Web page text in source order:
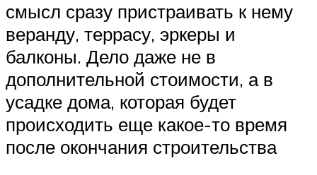
смысл сразу пристраивать к нему
веранду, террасу, эркеры и
балконы. Дело даже не в
дополнительной стоимости, а в
усадке дома, которая будет
происходить еще какое-то время
после окончания строительства